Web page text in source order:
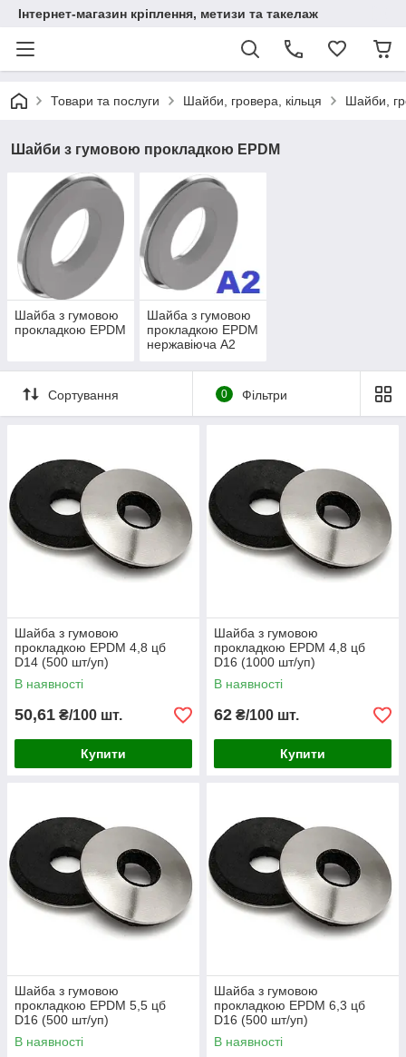
Інтернет-магазин кріплення, метизи та такелаж
Товари та послуги Шайби, гровера, кільця Шайби,
Шайби з гумовою прокладкою EPDM
Шайба з гумовою
прокладкою EPDM
Шайба з гумовою
прокладкою EPDM
нержавіюча А2
Сортування 0 Фільтри
Шайба з гумовою
прокладкою EPDM 4,8 цб
D14 (500 шт/уп)
В наявності
50,61 ₴/100 шт.
Купити
Шайба з гумовою
прокладкою EPDM 4,8 цб
D16 (1000 шт/уп)
В наявності
62 ₴/100 шт.
Купити
Шайба з гумовою
прокладкою EPDM 5,5 цб
D16 (500 шт/уп)
В наявності
Шайба з гумовою
прокладкою EPDM 6,3 цб
D16 (500 шт/уп)
В наявності